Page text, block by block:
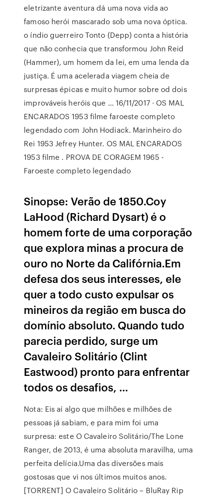
eletrizante aventura dá uma nova vida ao
famoso herói mascarado sob uma nova óptica.
o índio guerreiro Tonto (Depp) conta a história
que não conhecia que transformou John Reid
(Hammer), um homem da lei, em uma lenda da
justiça. É uma acelerada viagem cheia de
surpresas épicas e muito humor sobre od dois
improváveis heróis que … 16/11/2017 · OS MAL
ENCARADOS 1953 filme faroeste completo
legendado com John Hodiack. Marinheiro do
Rei 1953 Jefrey Hunter. OS MAL ENCARADOS
1953 filme . PROVA DE CORAGEM 1965 -
Faroeste completo legendado
Sinopse: Verão de 1850.Coy
LaHood (Richard Dysart) é o
homem forte de uma corporação
que explora minas a procura de
ouro no Norte da Califórnia.Em
defesa dos seus interesses, ele
quer a todo custo expulsar os
mineiros da região em busca do
domínio absoluto. Quando tudo
parecia perdido, surge um
Cavaleiro Solitário (Clint
Eastwood) pronto para enfrentar
todos os desafios, …
Nota: Eis aí algo que milhões e milhões de
pessoas já sabiam, e para mim foi uma
surpresa: este O Cavaleiro Solitário/The Lone
Ranger, de 2013, é uma absoluta maravilha, uma
perfeita delícia.Uma das diversões mais
gostosas que vi nos últimos muitos anos.
[TORRENT] O Cavaleiro Solitário – BluRay Rip